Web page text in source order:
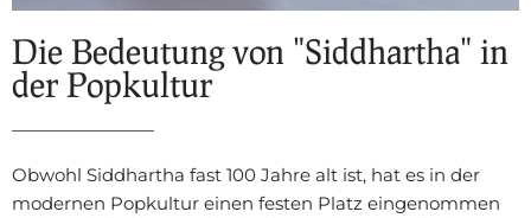
Die Bedeutung von "Siddhartha" in
der Popkultur
Obwohl Siddhartha fast 100 Jahre alt ist, hat es in der
modernen Popkultur einen festen Platz eingenommen